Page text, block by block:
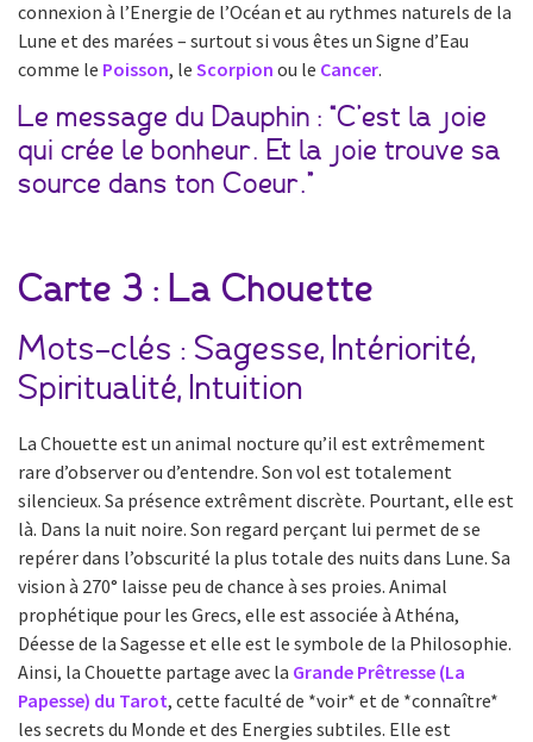
connexion à l’Energie de l’Océan et au rythmes naturels de la
Lune et des marées – surtout si vous êtes un Signe d’Eau
comme le Poisson, le Scorpion ou le Cancer.
Le message du Dauphin : “C’est la joie
qui crée le bonheur. Et la joie trouve sa
source dans ton Coeur.”
Carte 3 : La Chouette
Mots-clés : Sagesse, Intériorité,
Spiritualité, Intuition
La Chouette est un animal nocture qu’il est extrêmement
rare d’observer ou d’entendre. Son vol est totalement
silencieux. Sa présence extrêment discrète. Pourtant, elle est
là. Dans la nuit noire. Son regard perçant lui permet de se
repérer dans l’obscurité la plus totale des nuits dans Lune. Sa
vision à 270° laisse peu de chance à ses proies. Animal
prophétique pour les Grecs, elle est associée à Athéna,
Déesse de la Sagesse et elle est le symbole de la Philosophie.
Ainsi, la Chouette partage avec la Grande Prêtresse (La
Papesse) du Tarot, cette faculté de *voir* et de *connaître*
les secrets du Monde et des Energies subtiles. Elle est